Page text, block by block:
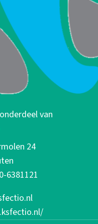
van
24
6381121